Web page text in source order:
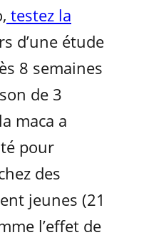
testez la
d’une étude
8 semaines
de 3
maca a
pour
des
jeunes (21
l’effet de